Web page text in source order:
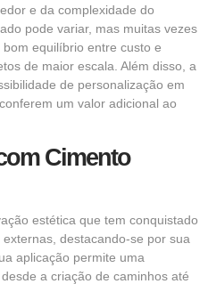
e da complexidade do
pode variar, mas muitas vezes
equilíbrio entre custo e
de maior escala. Além disso, a
de personalização em
um valor adicional ao
Cimento
estética que tem conquistado
destacando-se por sua
aplicação permite uma
a criação de caminhos até